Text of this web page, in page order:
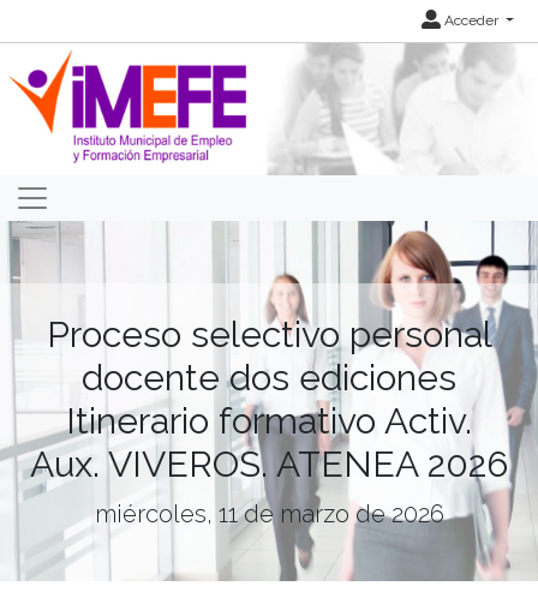
Acceder
Proceso selectivo personal
docente dos ediciones
Itinerario formativo Activ.
Aux. VIVEROS. ATENEA 2026
miércoles, 11 de marzo de 2026